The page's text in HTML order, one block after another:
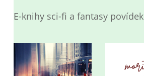
E-knihy sci-fi a fantasy povídek